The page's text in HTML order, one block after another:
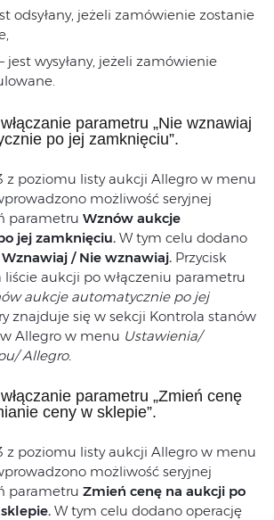
odsyłany, jeżeli zamówienie zostanie
jest wysyłany, jeżeli zamówienie
parametru „Nie wznawiaj
po jej zamknięciu”.
z poziomu listy aukcji Allegro w menu
możliwość seryjnej
parametru Wznów aukcje
jej zamknięciu. W tym celu dodano
Wznawiaj / Nie wznawiaj. Przycisk
aukcji po włączeniu parametru
aukcje automatycznie po jej
znajduje się w sekcji Kontrola stanów
Allegro w menu Ustawienia/
Allegro.
parametru „Zmień cenę
ceny w sklepie”.
z poziomu listy aukcji Allegro w menu
możliwość seryjnej
parametru Zmień cenę na aukcji po
W tym celu dodano operację